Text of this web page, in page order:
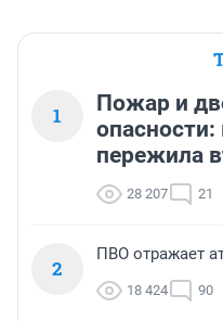
1
Пожар и
пережила
28 207 21
2
ПВО отражает
18 424 90